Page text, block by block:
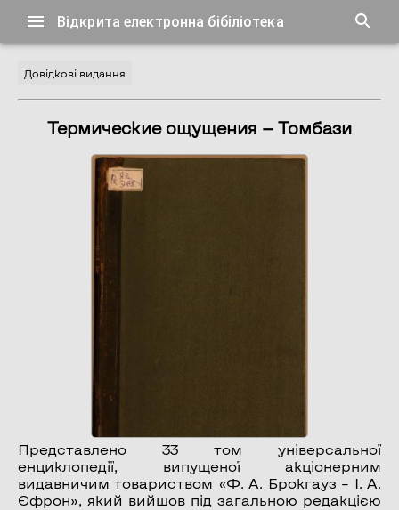
Відкрита електронна бібіліотека
Довідкові видання
Термические ощущения — Томбази
Представлено 33 том універсальної
енциклопедії, випущеної акціонерним
видавничим товариством «Ф. А. Брокгауз – І. А.
Єфрон», який вийшов під загальною редакцією